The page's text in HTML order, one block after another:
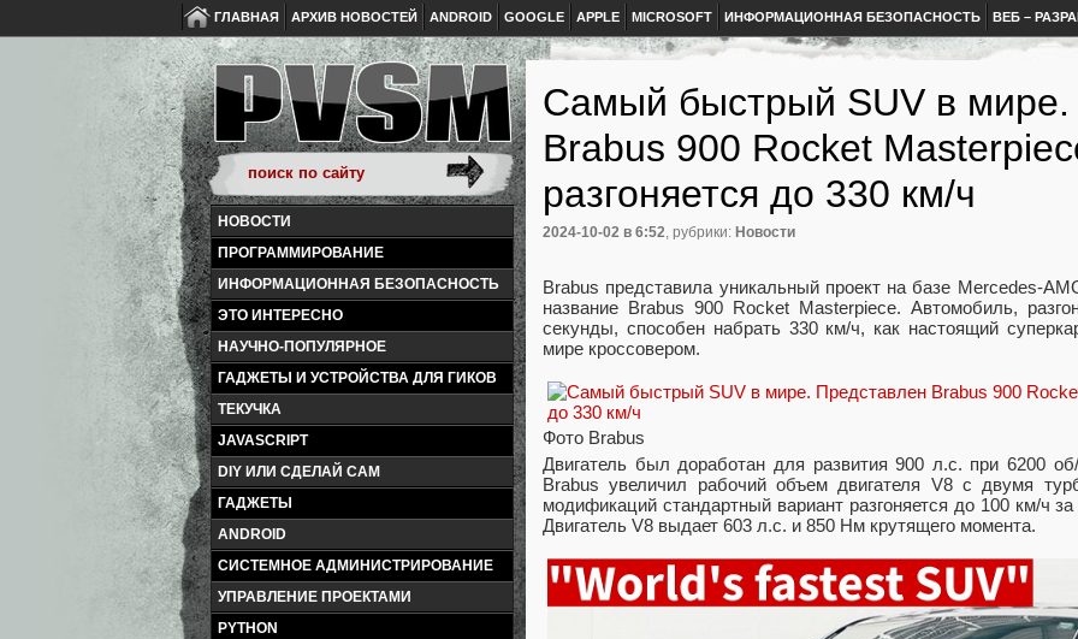
ГЛАВНАЯ АРХИВ НОВОСТЕЙ ANDROID GOOGLE APPLE MICROSOFT ИНФОРМАЦИОННАЯ БЕЗОПАСНОСТЬ ВЕБ –
НОВОСТИ
ПРОГРАММИРОВАНИЕ
ИНФОРМАЦИОННАЯ БЕЗОПАСНОСТЬ
ЭТО ИНТЕРЕСНО
НАУЧНО-ПОПУЛЯРНОЕ
ГАДЖЕТЫ И УСТРОЙСТВА ДЛЯ ГИКОВ
ТЕКУЧКА
JAVASCRIPT
DIY ИЛИ СДЕЛАЙ САМ
ГАДЖЕТЫ
ANDROID
СИСТЕМНОЕ АДМИНИСТРИРОВАНИЕ
УПРАВЛЕНИЕ ПРОЕКТАМИ
PYTHON
Самый быстрый SUV в мире.
Brabus 900 Rocket
разгоняется до 330 км/ч
2024-10-02 в 6:52, рубрики: Новости
Brabus представила уникальный проект на базе Mercedes-
название Brabus 900 Rocket Masterpiece. Автомобиль,
секунды, способен набрать 330 км/ч, как настоящий
мире кроссовером.
Фото Brabus
Двигатель был доработан для развития 900 л.с. при 6200
Brabus увеличил рабочий объем двигателя V8 с двумя
модификаций стандартный вариант разгоняется до 100 км/ч
Двигатель V8 выдает 603 л.с. и 850 Нм крутящего момента.